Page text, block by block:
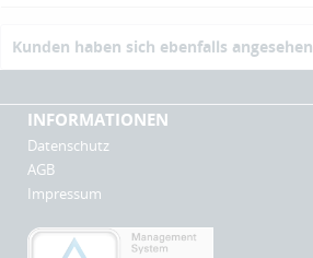
Kunden haben sich ebenfalls angesehen
INFORMATIONEN
Datenschutz
AGB
Impressum